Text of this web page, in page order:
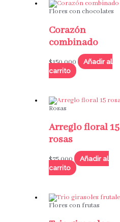
Flores con chocolates
Corazón
combinado
$150,000
Añadir al
carrito
Rosas
Arreglo floral 15
rosas
$75,000
Añadir al
carrito
Flores con frutas